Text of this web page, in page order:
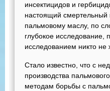
инсектицидов и
настоящий смертельный
пальмовому маслу, по
глубокое исследование,
исследованием никто не
Стало известно, что с
производства
методам борьбы с